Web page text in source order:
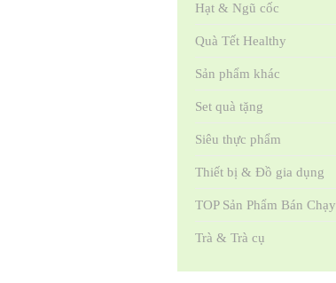
Hạt & Ngũ cốc
Quà Tết Healthy
Sản phẩm khác
Set quà tặng
Siêu thực phẩm
Thiết bị & Đồ gia dụng
TOP Sản Phẩm Bán Chạy
Trà & Trà cụ